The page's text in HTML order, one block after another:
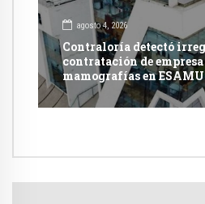
agosto 4, 2026
Contraloría detectó
contratación de
mamografías en
acciones penales contra